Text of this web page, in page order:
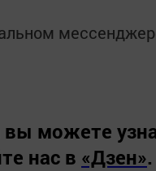
вы можете
нас в «Дзен».